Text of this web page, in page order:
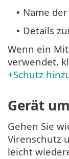
• Name
• Details
Wenn ein
verwendet,
+Schutz
Gerät
Gehen Sie
Virenschutz
leicht